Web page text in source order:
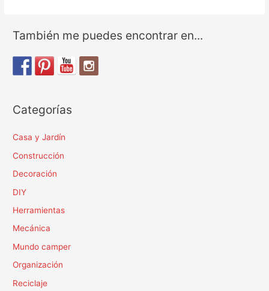
coser
También me puedes encontrar en...
Categorías
Casa y Jardín
Construcción
Decoración
DIY
Herramientas
Mecánica
Mundo camper
Organización
Reciclaje